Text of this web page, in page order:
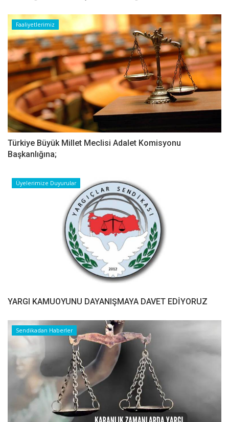
Faaliyetlerimiz
Türkiye Büyük Millet Meclisi Adalet Komisyonu
Başkanlığına;
Üyelerimize Duyurular
YARGI KAMUOYUNU DAYANIŞMAYA DAVET EDİYORUZ
Sendikadan Haberler